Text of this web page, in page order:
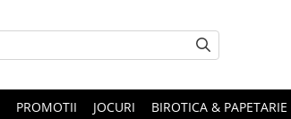
PROMOTII JOCURI BIROTICA & PAPETARIE